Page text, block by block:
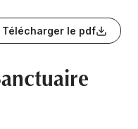
Télécharger le pdf